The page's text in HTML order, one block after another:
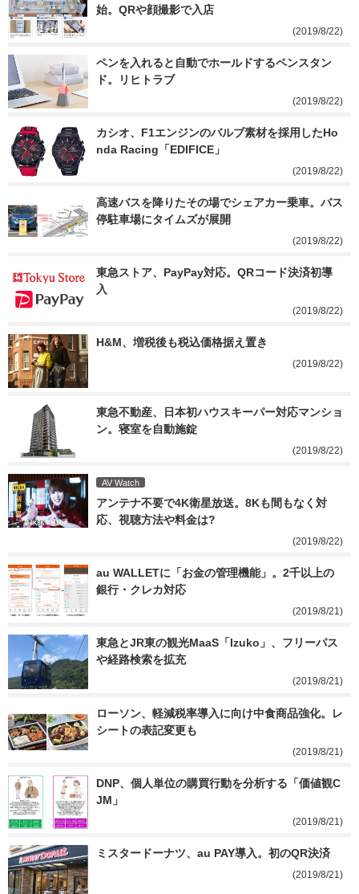
始。QRや顔撮影で入店
(2019/8/22)
ペンを入れると自動でホールドするペンスタン
ド。リヒトラブ
(2019/8/22)
カシオ、F1エンジンのバルブ素材を採用したHo
nda Racing「EDIFICE」
(2019/8/22)
高速バスを降りたその場でシェアカー乗車。バス
停駐車場にタイムズが展開
(2019/8/22)
東急ストア、PayPay対応。QRコード決済初導
入
(2019/8/22)
H&M、増税後も税込価格据え置き
(2019/8/22)
東急不動産、日本初ハウスキーパー対応マンショ
ン。寝室を自動施錠
(2019/8/22)
AV Watch
アンテナ不要で4K衛星放送。8Kも間もなく対
応、視聴方法や料金は?
(2019/8/22)
au WALLETに「お金の管理機能」。2千以上の
銀行・クレカ対応
(2019/8/21)
東急とJR東の観光MaaS「Izuko」、フリーパス
や経路検索を拡充
(2019/8/21)
ローソン、軽減税率導入に向け中食商品強化。レ
シートの表記変更も
(2019/8/21)
DNP、個人単位の購買行動を分析する「価値観C
JM」
(2019/8/21)
ミスタードーナツ、au PAY導入。初のQR決済
(2019/8/21)